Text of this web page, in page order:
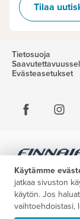
Tilaa
Tietosuoja
Evästeasetukset
Käytämme
jatkaa sivuston
käytön. Jos
vaihtoehdoistasi,